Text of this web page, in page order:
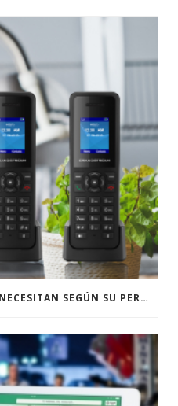
¿SABEN CUÁNTOS MEGAS NECESITAN SEGÚN SU PERFIL DE USUARIO?